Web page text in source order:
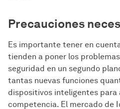
Precauciones
Es importante tener en
tienden a poner los
seguridad en un segundo
tantas nuevas funciones
dispositivos inteligentes para
competencia. El mercado de